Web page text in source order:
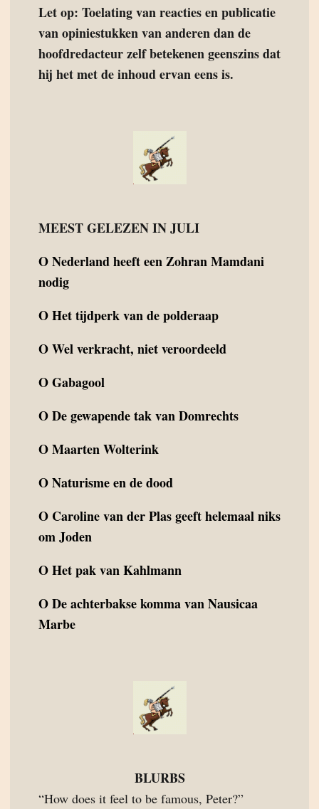
Let op: Toelating van reacties en publicatie
van opiniestukken van anderen dan de
hoofdredacteur zelf betekenen geenszins dat
hij het met de inhoud ervan eens is.
MEEST GELEZEN IN JULI
ONederland heeft een Zohran Mamdani
nodig
OHet tijdperk van de polderaap
OWel verkracht, niet veroordeeld
OGabagool
ODe gewapende tak van Domrechts
OMaarten Wolterink
ONaturisme en de dood
O Caroline van der Plas geeft helemaal niks
om Joden
OHet pak van Kahlmann
ODe achterbakse komma van Nausicaa
Marbe
BLURBS
“How does it feel to be famous, Peter?”